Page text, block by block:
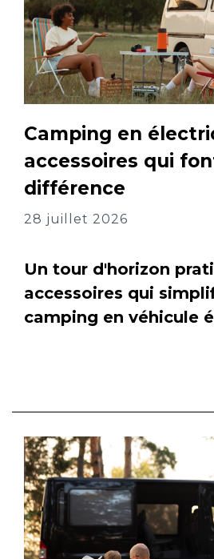
Camping en
accessoires qui
différence
28 juillet 2026
Un tour d'horizon
accessoires qui
camping en véhicule